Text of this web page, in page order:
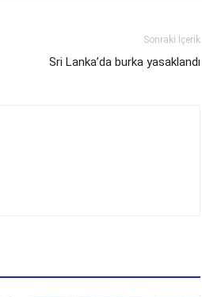
Sonraki İçerik
Sri Lanka’da burka yasaklandı